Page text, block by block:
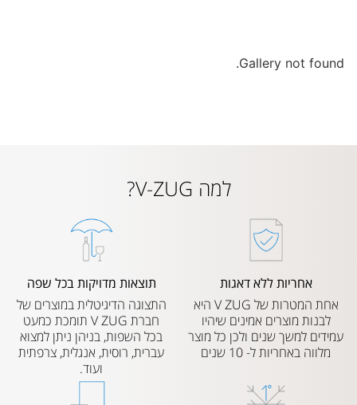
Gallery not found.
למה V-ZUG?
אחריות ללא דאגות
אחת המטרות של V ZUG היא
לבנות מוצרים אמינים שיהיו
עמידים למשך שנים ולכן כל מוצר
מלווה באחריות ל- 10 שנים
תוצאות מדויקות בכל שפה
התצוגה הדיגיטלית במוצרים של
חברת V ZUG תומכת כמעט
בכל השפות, בניהן ניתן למצוא
עברית, רוסית, אנגלית, צרפתית
ועוד.